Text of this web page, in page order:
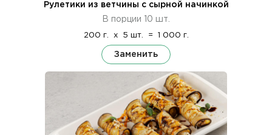
Рулетики из ветчины с сырной начинкой
В порции 10 шт.
200 г. x 5 шт. = 1 000 г.
Заменить